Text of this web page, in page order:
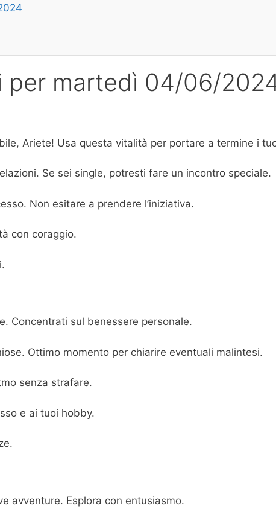
per martedì 04/06/
Ariete! Usa questa vitalità per portare a termine i
Se sei single, potresti fare un incontro speciale.
Non esitare a prendere l’iniziativa.
con coraggio.
Concentrati sul benessere personale.
Ottimo momento per chiarire eventuali malintesi.
senza strafare.
e ai tuoi hobby.
avventure. Esplora con entusiasmo.